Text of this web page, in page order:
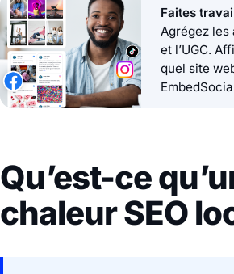
Faites
Agrégez les
et l’UGC.
quel site
Qu’est-ce
chaleur SEO